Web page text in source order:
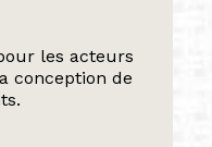
les acteurs
conception de